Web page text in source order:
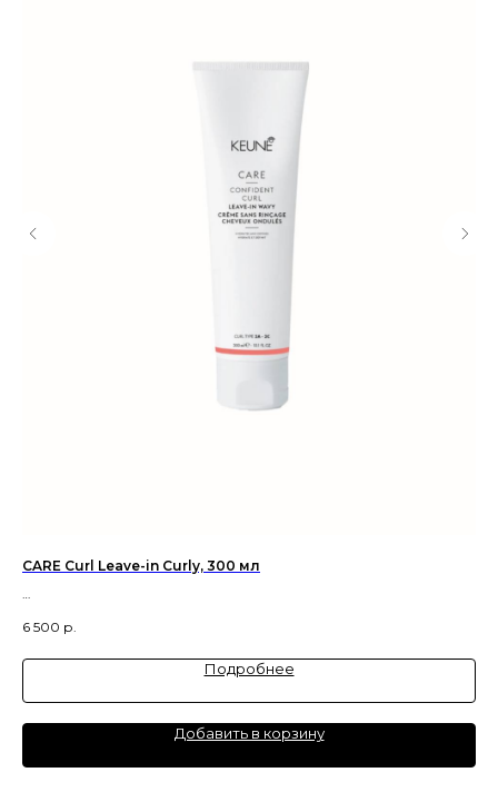
CARE Curl Leave-in Curly, 300 мл
6 500 р.
Подробнее
Добавить в корзину